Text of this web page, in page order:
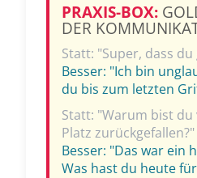
PRAXIS-BOX:
DER
Statt: "Super, dass
Besser: "Ich bin
du bis zum letzten
Statt: "Warum bist du
Platz zurückgefallen?"
Besser: "Das war ein
Was hast du heute